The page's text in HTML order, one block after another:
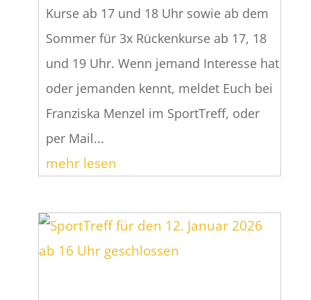
Kurse ab 17 und 18 Uhr sowie ab dem
Sommer für 3x Rückenkurse ab 17, 18
und 19 Uhr. Wenn jemand Interesse hat
oder jemanden kennt, meldet Euch bei
Franziska Menzel im SportTreff, oder
per Mail...
mehr lesen